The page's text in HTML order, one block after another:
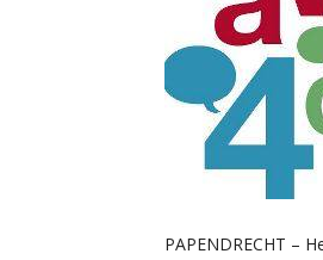
PAPENDRECHT –